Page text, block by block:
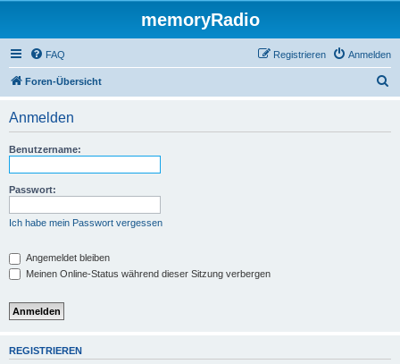
memoryRadio
FAQ Anmelden
Registrieren
Foren-Übersicht
Anmelden
Benutzername:
Passwort:
Ich habe mein Passwort vergessen
Angemeldet bleiben
Meinen Online-Status während dieser Sitzung verbergen
REGISTRIEREN